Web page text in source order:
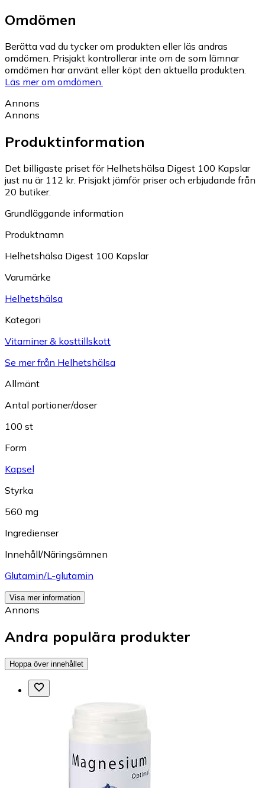
Omdömen
Berätta vad du tycker om produkten eller läs andras
omdömen. Prisjakt kontrollerar inte om de som lämnar
omdömen har använt eller köpt den aktuella produkten.
Läs mer om omdömen.
Annons
Annons
Produktinformation
Det billigaste priset för Helhetshälsa Digest 100 Kapslar
just nu är 112 kr. Prisjakt jämför priser och erbjudande från
20 butiker.
Grundläggande information
Produktnamn
Helhetshälsa Digest 100 Kapslar
Varumärke
Helhetshälsa
Kategori
Vitaminer & kosttillskott
Se mer från Helhetshälsa
Allmänt
Antal portioner/doser
100 st
Form
Kapsel
Styrka
560 mg
Ingredienser
Innehåll/Näringsämnen
Glutamin/L-glutamin
Visa mer information
Annons
Andra populära produkter
Hoppa över innehållet